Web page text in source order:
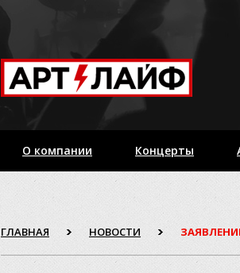
О компании Концерты
ГЛАВНАЯ НОВОСТИ